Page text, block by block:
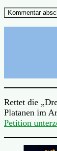
Rettet die
Platanen im
Petition